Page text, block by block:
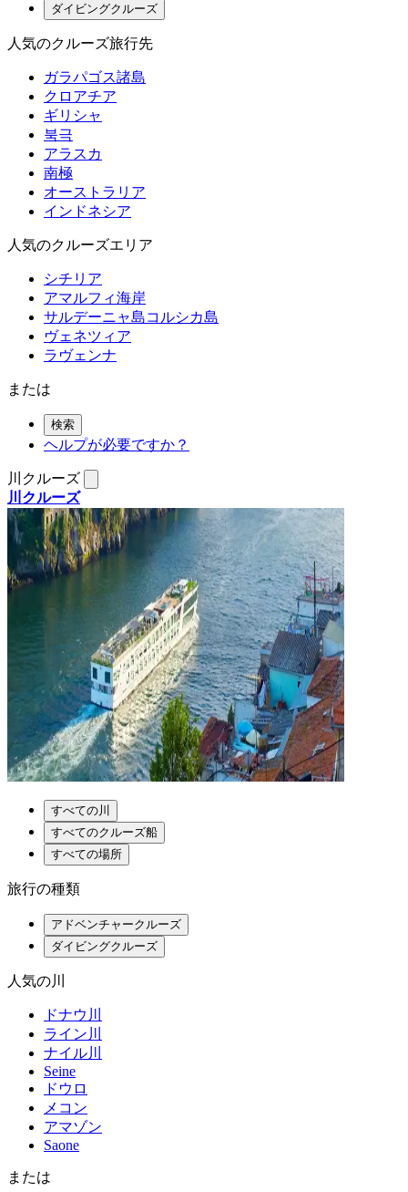
ダイビングクルーズ
人気のクルーズ旅行先
ガラパゴス諸島
クロアチア
ギリシャ
북극
アラスカ
南極
オーストラリア
インドネシア
人気のクルーズエリア
シチリア
アマルフィ海岸
サルデーニャ島コルシカ島
ヴェネツィア
ラヴェンナ
または
検索
ヘルプが必要ですか？
川クルーズ
川クルーズ
すべての川
すべてのクルーズ船
すべての場所
旅行の種類
アドベンチャークルーズ
ダイビングクルーズ
人気の川
ドナウ川
ライン川
ナイル川
Seine
ドウロ
メコン
アマゾン
Saone
または